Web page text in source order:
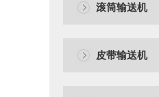
滚筒输送机
皮带输送机